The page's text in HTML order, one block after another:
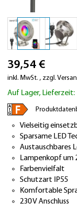
Anfang
der
springen
39,54 €
inkl. MwSt. , zzgl.
Auf Lager, Lieferzeit:
Vielseitig
Sparsame LED
Austauschbares
Lampenkopf um
Farbenvielfalt
Schutzart IP55
Komfortable
230 V Anschluss